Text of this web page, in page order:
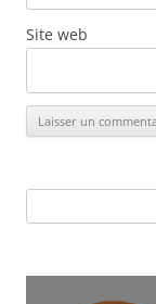
Site web